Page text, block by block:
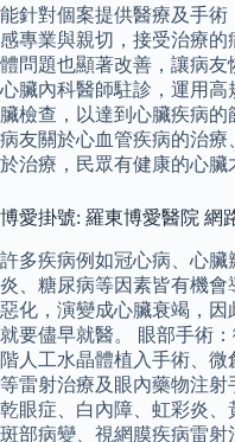
能針對個案提供醫療及手
感專業與親切，接受治療
體問題也顯著改善，讓病
心臟內科醫師駐診，運用
臟檢查，以達到心臟疾病
病友關於心血管疾病的治
於治療，民眾有健康的心臟
博愛掛號: 羅東博愛醫院 網
許多疾病例如冠心病、心
炎、糖尿病等因素皆有機
惡化，演變成心臟衰竭，因
就要儘早就醫。 眼部手術
階人工水晶體植入手術、
等雷射治療及眼內藥物注射
乾眼症、白內障、虹彩炎
斑部病變、視網膜疾病雷射